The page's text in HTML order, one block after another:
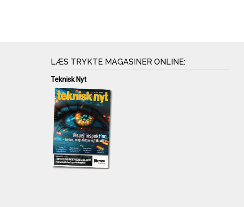
LÆS TRYKTE MAGASINER ONLINE:
Teknisk Nyt